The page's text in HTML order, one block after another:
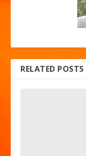
RELATED POSTS